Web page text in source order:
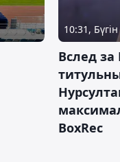
10:31, Бүгін
Вслед
BoxRec